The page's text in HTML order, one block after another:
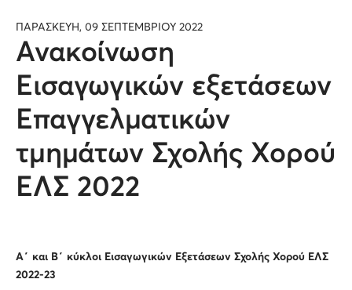
ΠΑΡΑΣΚΕΥΗ, 09 ΣΕΠΤΕΜΒΡΙΟΥ 2022
Ανακοίνωση
Εισαγωγικών εξετάσεων
Επαγγελματικών
τμημάτων Σχολής Χορού
ΕΛΣ 2022
Α΄ και Β΄ κύκλοι Εισαγωγικών Εξετάσεων Σχολής Χορού ΕΛΣ
2022-23